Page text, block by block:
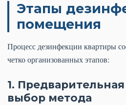
Этапы
помещения
Процесс дезинфекции квартиры
четко организованных этапов:
1.
выбор метода